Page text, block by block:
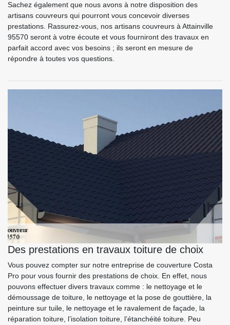
Sachez également que nous avons à notre disposition des
artisans couvreurs qui pourront vous concevoir diverses
prestations. Rassurez-vous, nos artisans couvreurs à Attainville
95570 seront à votre écoute et vous fourniront des travaux en
parfait accord avec vos besoins ; ils seront en mesure de
répondre à toutes vos questions.
Des prestations en travaux toiture de choix
Vous pouvez compter sur notre entreprise de couverture Costa
Pro pour vous fournir des prestations de choix. En effet, nous
pouvons effectuer divers travaux comme : le nettoyage et le
démoussage de toiture, le nettoyage et la pose de gouttière, la
peinture sur tuile, le nettoyage et le ravalement de façade, la
réparation toiture, l’isolation toiture, l’étanchéité toiture. Peu